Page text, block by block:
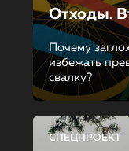
Отходы.
Почему
избежать
свалку?
СПЕЦПРОЕКТ